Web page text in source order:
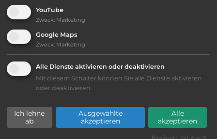
bis 25,- Euro
Lage: schön
Geräuschkulisse: überwiegend ruhig
Grasgelände, Wiese
WC
YouTube
Zweck: Marketing
Google Maps
Zweck: Marketing
Alle Dienste aktivieren oder deaktivieren
Mit diesem Schalter können Sie alle Dienste aktivieren
oder deaktivieren.
Ich lehne
ab
Ausgewählte
akzeptieren
Alle
akzeptieren
Realisiert mit Klaro!